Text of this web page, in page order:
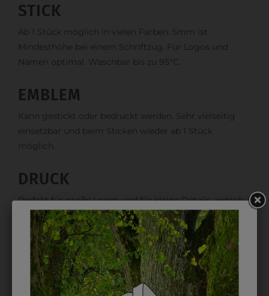
STICK
Ab 1 Stück möglich in vielen Farben. 5mm ist
Mindesthöhe bei einem Schriftzug. Für Logos und
Namen optimal. Waschbar bis zu 95°C.
EMBLEM
Kann gestickt oder bedruckt werden. Sehr vielseitig
einsetzbar und beim Sticken wieder ab 1 Stück
möglich.
DRUCK
Perfekt für große Logos und für kleine Details, jedoch
kostet jede Farbe extra und ist erst ab 12 Stück
möglich. Waschbar bis zu 60°C.